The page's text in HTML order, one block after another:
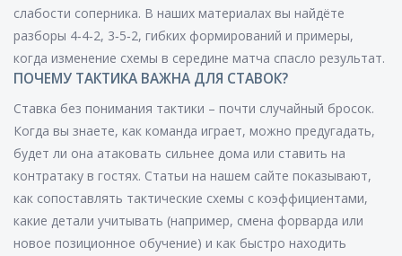
слабости соперника. В наших материалах вы найдёте
разборы 4‑4‑2, 3‑5‑2, гибких формирований и примеры,
когда изменение схемы в середине матча спасло результат.
ПОЧЕМУ ТАКТИКА ВАЖНА ДЛЯ СТАВОК?
Ставка без понимания тактики – почти случайный бросок.
Когда вы знаете, как команда играет, можно предугадать,
будет ли она атаковать сильнее дома или ставить на
контратаку в гостях. Статьи на нашем сайте показывают,
как сопоставлять тактические схемы с коэффициентами,
какие детали учитывать (например, смена форварда или
новое позиционное обучение) и как быстро находить